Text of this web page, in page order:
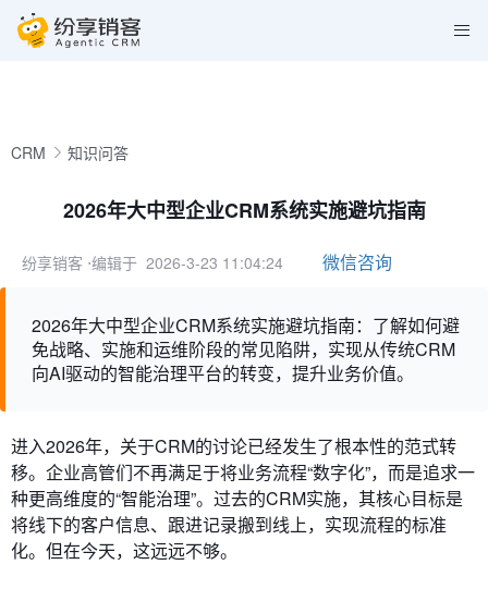
CRM 知识问答
2026年大中型企业CRM系统实施避坑指南
纷享销客 ⋅编辑于 2026-3-23 11:04:24 微信咨询
2026年大中型企业CRM系统实施避坑指南：了解如何避
免战略、实施和运维阶段的常见陷阱，实现从传统CRM
向AI驱动的智能治理平台的转变，提升业务价值。
进入2026年，关于CRM的讨论已经发生了根本性的范式转
移。企业高管们不再满足于将业务流程“数字化”，而是追求一
种更高维度的“智能治理”。过去的CRM实施，其核心目标是
将线下的客户信息、跟进记录搬到线上，实现流程的标准
化。但在今天，这远远不够。